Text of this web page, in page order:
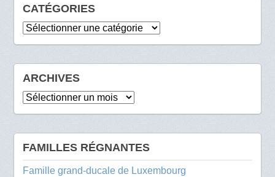
CATÉGORIES
Catégories
ARCHIVES
Archives
FAMILLES RÉGNANTES
Famille grand-ducale de Luxembourg